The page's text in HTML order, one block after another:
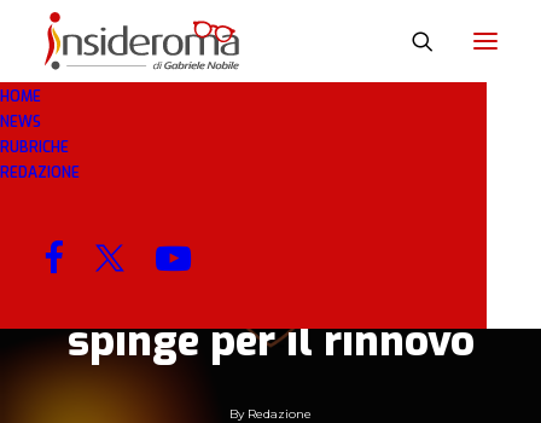
HOME
NEWS
RUBRICHE
REDAZIONE
10 GIU 2019
obiettivo Nkoulou per
spinge per il rinnovo
By Redazione